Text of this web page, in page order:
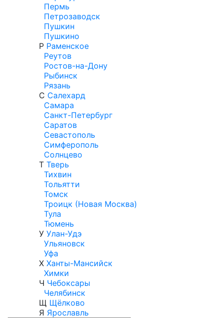
Пермь
Петрозаводск
Пушкин
Пушкино
Р Раменское
Реутов
Ростов-на-Дону
Рыбинск
Рязань
С Салехард
Самара
Санкт-Петербург
Саратов
Севастополь
Симферополь
Солнцево
Т Тверь
Тихвин
Тольятти
Томск
Троицк (Новая Москва)
Тула
Тюмень
У Улан-Удэ
Ульяновск
Уфа
Х Ханты-Мансийск
Химки
Ч Чебоксары
Челябинск
Щ Щёлково
Я Ярославль